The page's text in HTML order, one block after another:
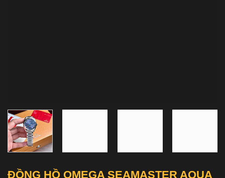
ĐỒNG HỒ OMEGA SEAMASTER AQUA